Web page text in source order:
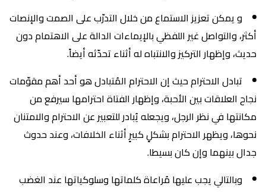
و يمكن تعزيز الاستماع من خلال التدرّب على الصمت والإنصات
أكثر، والتواصل غير اللفظي بالإيماءات الدالة على الاهتمام دون
حديث، وإظهار التركيز والانتباه له أثناء تحدّثه أيضاً.
تبادل الاحترام حيث إن الاحترام المُتبادل هو أحد أهم مقوّمات
نجاح العلاقات بين الأحبة، وإظهار الفتاة احترامها سيرفع من
مكانتها في نظر الرجل، ويجعله يُبادر للتعبير عن الاحترام والامتنان
نحوها، ويظهر الاحترام بشكلٍ كبيرٍ أثناء الخلافات، وعند حدوث
جدال بينهما وإن كان بسيطا.
وبالتالي يجب عليها مُراعاة كلماتها وسلوكياتها عند الغضب